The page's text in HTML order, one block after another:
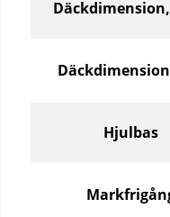
Hjulbas